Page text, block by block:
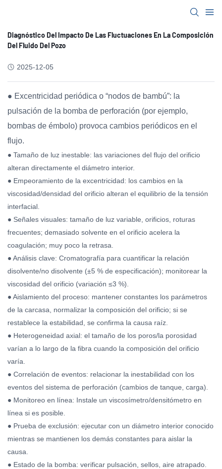
Diagnóstico Del Impacto De Las Fluctuaciones En La Composición
Del Fluido Del Pozo
2025-12-05
● Excentricidad periódica o “nodos de bambú”: la
pulsación de la bomba de perforación (por ejemplo,
bombas de émbolo) provoca cambios periódicos en el
flujo.
● Tamaño de luz inestable: las variaciones del flujo del orificio
alteran directamente el diámetro interior.
● Empeoramiento de la excentricidad: los cambios en la
viscosidad/densidad del orificio alteran el equilibrio de la tensión
interfacial.
● Señales visuales: tamaño de luz variable, orificios, roturas
frecuentes; demasiado solvente en el orificio acelera la
coagulación; muy poco la retrasa.
● Análisis clave: Cromatografía para cuantificar la relación
disolvente/no disolvente (±5 % de especificación); monitorear la
viscosidad del orificio (variación ≤3 %).
● Aislamiento del proceso: mantener constantes los parámetros
de la carcasa, normalizar la composición del orificio; si se
restablece la estabilidad, se confirma la causa raíz.
● Heterogeneidad axial: el tamaño de los poros/la porosidad
varían a lo largo de la fibra cuando la composición del orificio
varía.
● Correlación de eventos: relacionar la inestabilidad con los
eventos del sistema de perforación (cambios de tanque, carga).
● Monitoreo en línea: Instale un viscosímetro/densitómetro en
línea si es posible.
● Prueba de exclusión: ejecutar con un diámetro interior conocido
mientras se mantienen los demás constantes para aislar la
causa.
● Estado de la bomba: verificar pulsación, sellos, aire atrapado.